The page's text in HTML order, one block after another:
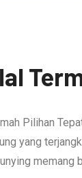
Pilihan
yang
memang